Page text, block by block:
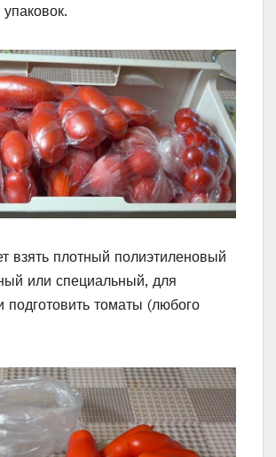
взять плотный полиэтиленовый
или специальный, для
подготовить томаты (любого